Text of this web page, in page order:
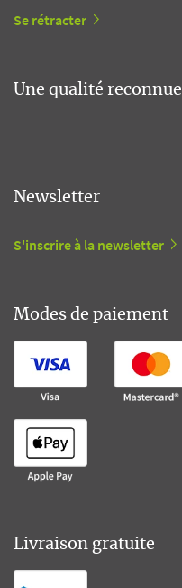
Se rétracter
Une qualité reconnue
Newsletter
S'inscrire à la newsletter
Modes de paiement
Livraison gratuite